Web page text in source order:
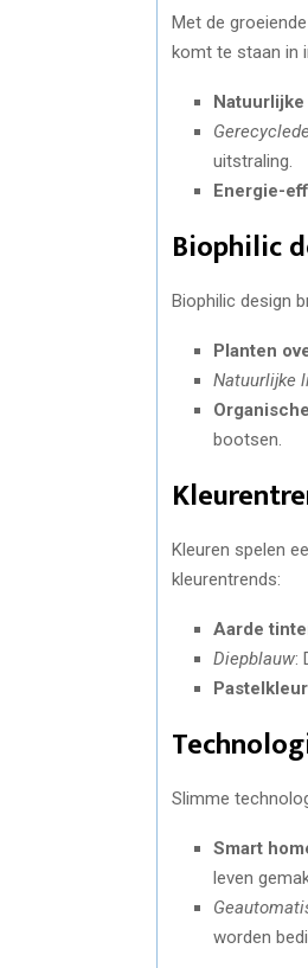
Met de
komt te staan in
uitstraling.
Energie-
Biophilic
Biophilic design
Planten
Natuurlijke
bootsen.
Kleuren spelen
kleurentrends:
Aarde
Diepblauw:
Slimme
Smart
leven
worden